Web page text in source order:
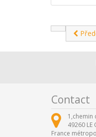
Contact
1,chemin
49260 LE
France